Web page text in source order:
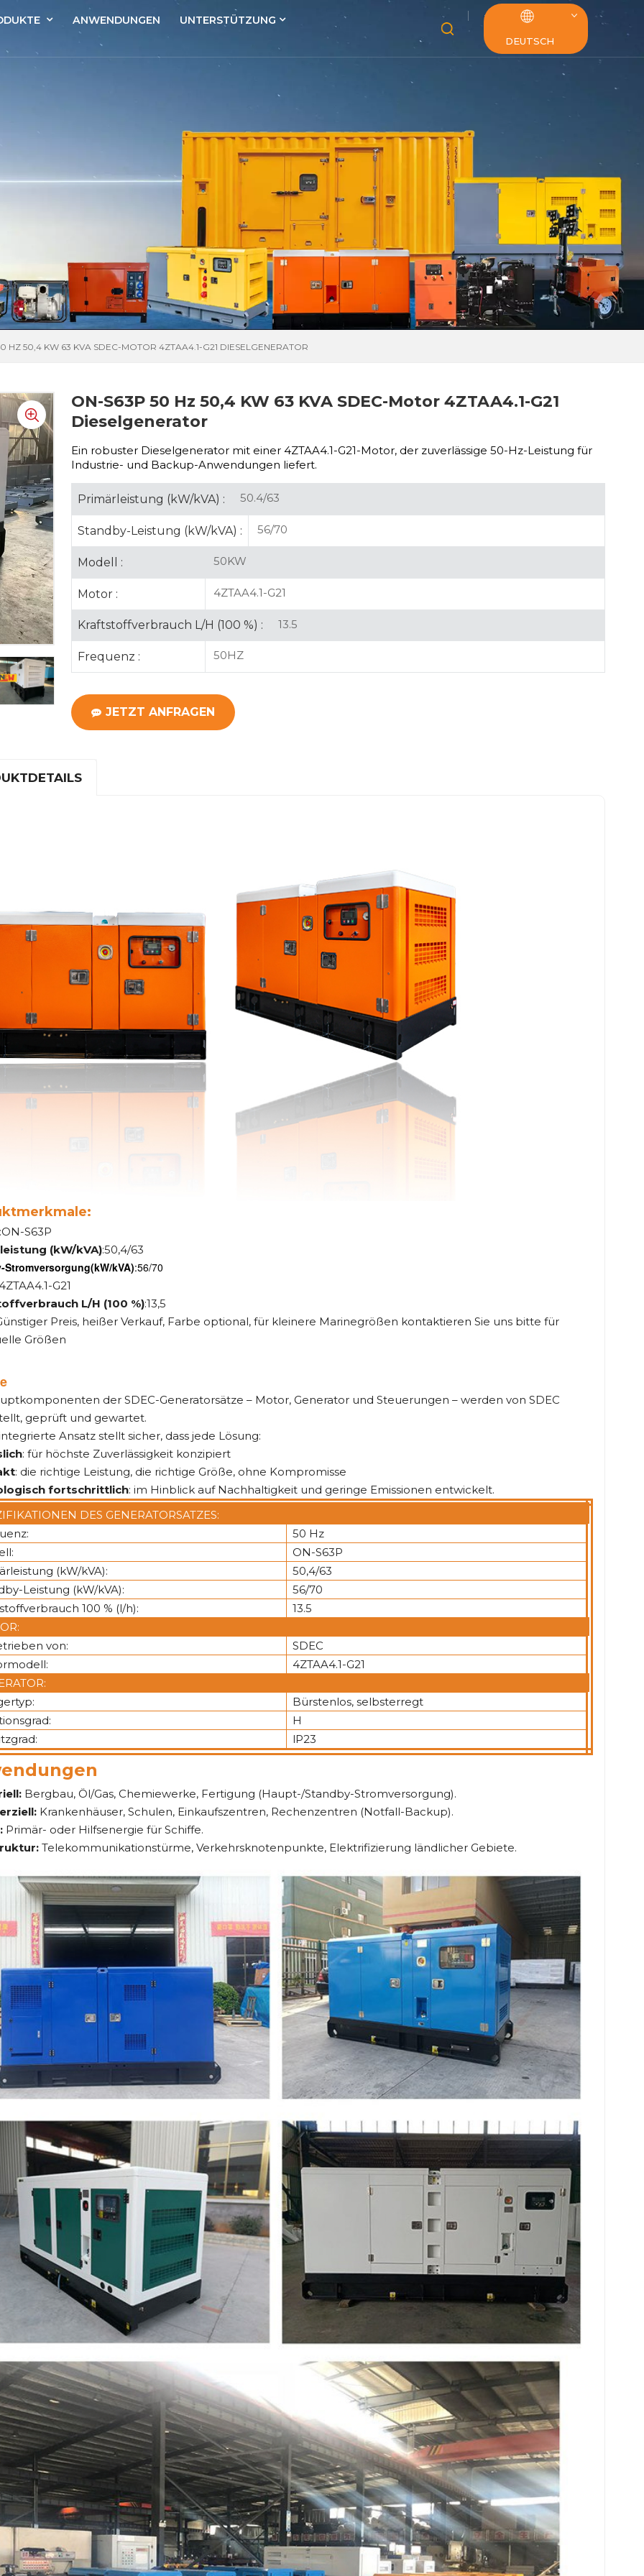
ANWENDUNGEN
UNTERSTÜTZUNG
DEUTSCH
HZ 50,4 KW 63 KVA SDEC-MOTOR 4ZTAA4.1-G21 DIESELGENERATOR
ON-S63P 50 Hz 50,4 KW 63 KVA SDEC-Motor 4ZTAA4.1-G21
Dieselgenerator
Ein robuster Dieselgenerator mit einer 4ZTAA4.1-G21-Motor, der zuverlässige 50-Hz-Leistung für
Industrie- und Backup-Anwendungen liefert.
Primärleistung (kW/kVA) : 50.4/63
Standby-Leistung (kW/kVA) : 56/70
Modell : 50KW
Motor : 4ZTAA4.1-G21
Kraftstoffverbrauch L/H (100 %) : 13.5
Frequenz : 50HZ
JETZT ANFRAGEN
S63P
(kW/kVA):50,4/63
Stromversorgung(kW/kVA):56/70
G21
L/H (100 %):13,5
Preis, heißer Verkauf, Farbe optional, für kleinere Marinegrößen kontaktieren Sie uns bitte für
Größen
der SDEC-Generatorsätze – Motor, Generator und Steuerungen – werden von SDEC
geprüft und gewartet.
Ansatz stellt sicher, dass jede Lösung:
: für höchste Zuverlässigkeit konzipiert
: die richtige Leistung, die richtige Größe, ohne Kompromisse
fortschrittlich: im Hinblick auf Nachhaltigkeit und geringe Emissionen entwickelt.
DES GENERATORSATZES:
50 Hz
ON-S63P
(kW/kVA):
50,4/63
Leistung (kW/kVA):
56/70
100 % (l/h):
13.5
von:
SDEC
4ZTAA4.1-G21
Bürstenlos, selbsterregt
H
lP23
Bergbau, Öl/Gas, Chemiewerke, Fertigung (Haupt-/Standby-Stromversorgung).
Krankenhäuser, Schulen, Einkaufszentren, Rechenzentren (Notfall-Backup).
Primär- oder Hilfsenergie für Schiffe.
Telekommunikationstürme, Verkehrsknotenpunkte, Elektrifizierung ländlicher Gebiete.